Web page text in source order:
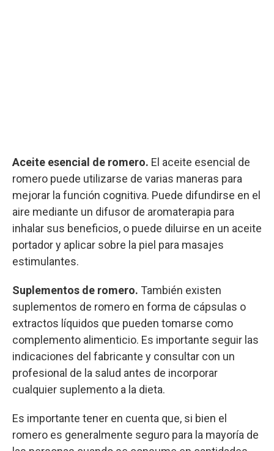
Aceite esencial de romero. El aceite esencial de
romero puede utilizarse de varias maneras para
mejorar la función cognitiva. Puede difundirse en el
aire mediante un difusor de aromaterapia para
inhalar sus beneficios, o puede diluirse en un aceite
portador y aplicar sobre la piel para masajes
estimulantes.
Suplementos de romero. También existen
suplementos de romero en forma de cápsulas o
extractos líquidos que pueden tomarse como
complemento alimenticio. Es importante seguir las
indicaciones del fabricante y consultar con un
profesional de la salud antes de incorporar
cualquier suplemento a la dieta.
Es importante tener en cuenta que, si bien el
romero es generalmente seguro para la mayoría de